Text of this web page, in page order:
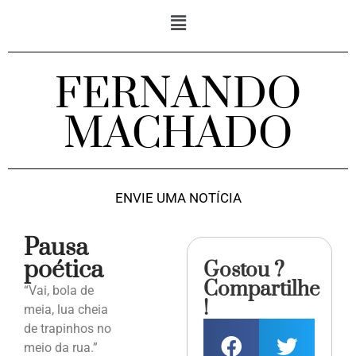
FERNANDO
MACHADO
ENVIE UMA NOTÍCIA
Pausa
poética
“Vai, bola de
meia, lua cheia
de trapinhos no
meio da rua.”
Gostou ?
Compartilhe
!